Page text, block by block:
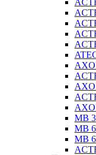
MB
MB
MB